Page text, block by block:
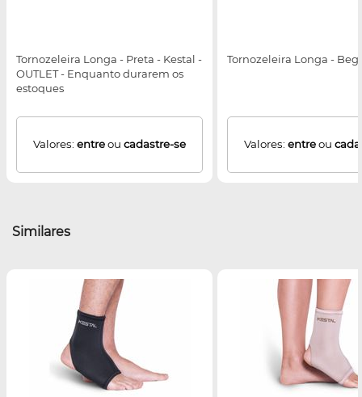
Tornozeleira Longa - Preta - Kestal -
OUTLET - Enquanto durarem os
estoques
Valores: entreou cadastre-se
Tornozeleira Longa -
Valores: entreou
Similares